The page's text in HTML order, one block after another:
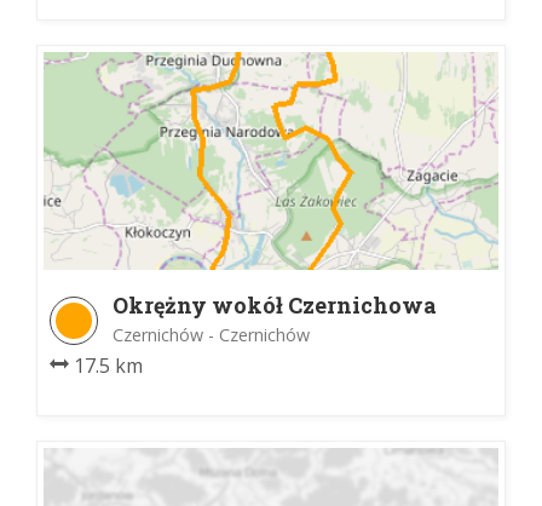
Okrężny wokół Czernichowa
Trasa 1
Czernichów - Czernichów
17.5 km